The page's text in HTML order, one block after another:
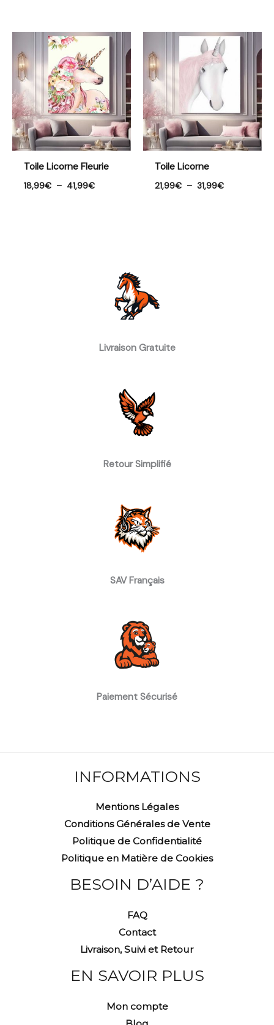
Toile Licorne Fleurie
18,99€ – 41,99€
Plage
de
prix :
18,99€
à
41,99€
Toile Licorne
21,99€ – 31,99€
Plage
prix :
21,99€
à
Livraison Gratuite
Retour Simplifié
SAV Français
Paiement Sécurisé
INFORMATIONS
Mentions Légales
Conditions Générales de Vente
Politique de Confidentialité
Politique en Matière de Cookies
BESOIN D’AIDE ?
FAQ
Contact
Livraison, Suivi et Retour
EN SAVOIR PLUS
Mon compte